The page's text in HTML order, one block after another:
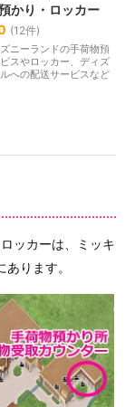
かり・ロッカー
(12件)
ニーランドの手荷物預
スやロッカー、ディズ
への配送サービスなど
ッカーは、ミッキ
ります。